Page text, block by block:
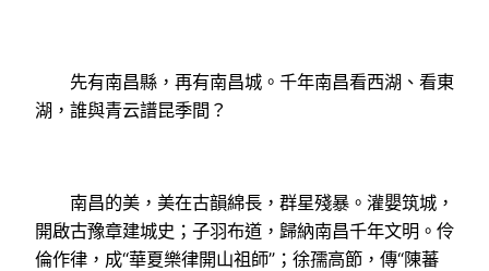
先有南昌縣，再有南昌城。千年南昌看西湖、看東
湖，誰與青云譜昆季間？
南昌的美，美在古韻綿長，群星殘暴。灌嬰筑城，
開啟古豫章建城史；子羽布道，歸納南昌千年文明。伶
倫作律，成“華夏樂律開山祖師”；徐孺高節，傳“陳蕃